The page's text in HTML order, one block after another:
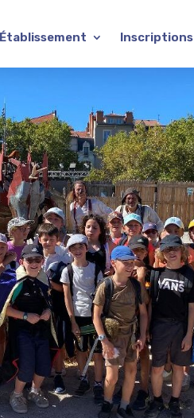
Établissement Inscriptions